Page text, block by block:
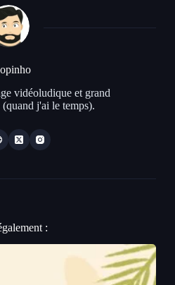
vidéoludique et grand
j'ai le temps).
: